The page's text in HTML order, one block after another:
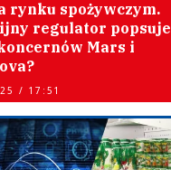
rynku spożywczym.
regulator popsuje
Mars i
/ 17:51